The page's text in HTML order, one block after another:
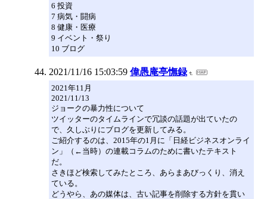
6 投資
7 病気・闘病
8 健康・医療
9 イベント・祭り
10 ブログ
2021/11/16 15:03:59 偉愚庵亭憮録
2021年11月
2021/11/13
ジョークの暴力性について
ツイッターのタイムラインで冗談の話題が出ていたの
で、久しぶりにブログを更新してみる。
ご紹介するのは、2015年の1月に「日経ビジネスオンライ
ン」（←当時）の連載コラムのために書いたテキスト
だ。
さきほど検索してみたところ、あらまあびっくり、消え
ている。
どうやら、あの媒体は、古い記事を削除する方針を貫い